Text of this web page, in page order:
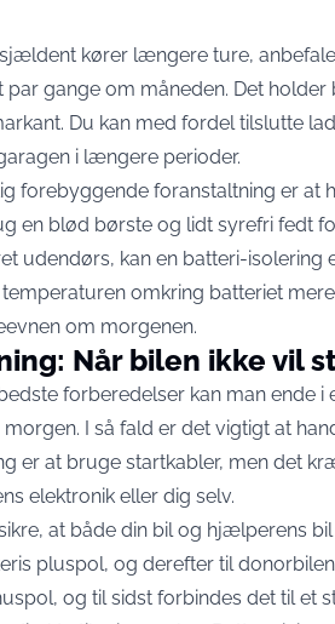
kører længere ture,
par gange om måneden. Det
Du kan med fordel tilslutte
i længere perioder.
forebyggende foranstaltning er at
en blød børste og lidt syrefri fedt
udendørs, kan en batteri-
omkring batteriet
om morgenen.
Når bilen ikke vil
forberedelser kan man ende
I så fald er det vigtigt at
er at bruge startkabler, men det
elektronik eller dig selv.
at både din bil og hjælperens
pluspol, og derefter til
og til sidst forbindes det til et